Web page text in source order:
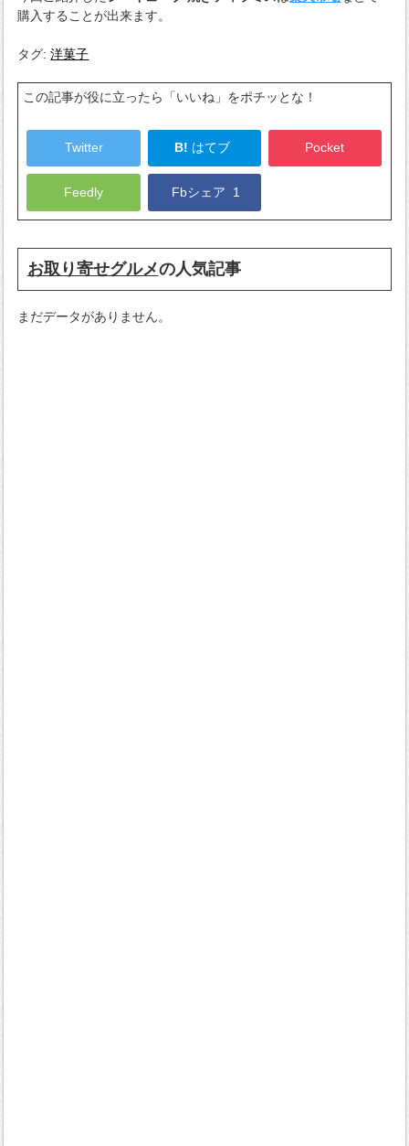
購入することが出来ます。
タグ:洋菓子
この記事が役に立ったら「いいね」をポチッとな！
Twitter B! はてブ Pocket
Feedly Fbシェア 1
お取り寄せグルメの人気記事
まだデータがありません。